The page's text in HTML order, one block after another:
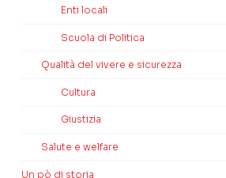
Enti locali
Scuola di Politica
Qualità del vivere e sicurezza
Cultura
Giustizia
Salute e welfare
Un pò di storia